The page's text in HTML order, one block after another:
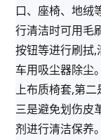
口、座椅、地绒
行清洁时可用毛
按钮等进行刷拭
车用吸尘器除尘
上布质椅套,第
三是避免划伤皮
剂进行清洁保养